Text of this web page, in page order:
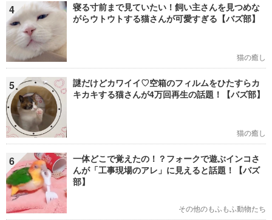
4
寝る寸前まで見ていたい！飼い主さんを見つめな
がらウトウトする猫さんが可愛すぎる【バズ部】
猫の癒し
5
謎だけどカワイイ♡空箱のフィルムをひたすらカ
キカキする猫さんが4万回再生の話題！【バズ部】
猫の癒し
6
一体どこで覚えたの！？フォークで遊ぶインコさ
んが「工事現場のアレ」に見えると話題！【バズ
部】
その他のもふもふ動物たち